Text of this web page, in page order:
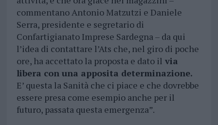
commentano Antonio Matzutzi e Daniele
Serra, presidente e segretario di
Confartigianato Imprese Sardegna – da qui
l’idea di contattare l’Ats che, nel giro di poche
ore, ha accettato la proposta e dato il via
libera con una apposita determinazione.
E’ questa la Sanità che ci piace e che dovrebbe
essere presa come esempio anche per il
futuro, passata questa emergenza”.